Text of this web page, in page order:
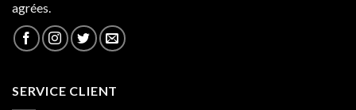
agrées.
SERVICE CLIENT